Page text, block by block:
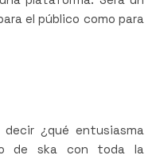
el público como para
¿qué entusiasma
de ska con toda la